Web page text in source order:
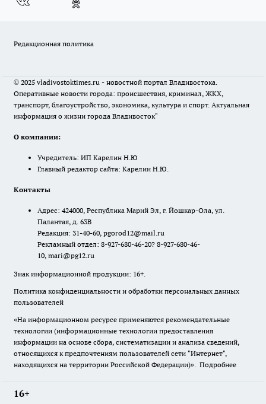
Редакционная политика
© 2025 vladivostoktimes.ru - новостной портал Владивостока.
Оперативные новости города: происшествия, криминал, ЖКХ,
транспорт, благоустройство, экономика, культура и спорт. Актуальная
информация о жизни города Владивосток"
О компании:
Учредитель: ИП Карелин Н.Ю
Главный редактор сайта: Карелин Н.Ю.
Контакты
Адрес: 424000, Республика Марий Эл, г. Йошкар-Ола, ул.
Палантая, д. 63В
Редакция: 31-40-60, pgorod12@mail.ru
Рекламный отдел: 8-927-680-46-20? 8-927-680-46-
10, mari@pg12.ru
Знак информационной продукции: 16+.
Политика конфиденциальности и обработки персональных данных
пользователей
«На информационном ресурсе применяются рекомендательные
технологии (информационные технологии предоставления
информации на основе сбора, систематизации и анализа сведений,
относящихся к предпочтениям пользователей сети "Интернет",
находящихся на территории Российской Федерации)». Подробнее
16+